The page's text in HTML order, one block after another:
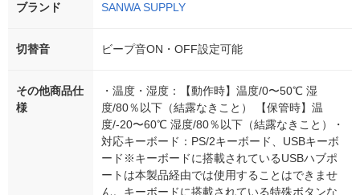
ブランド SANWA SUPPLY
切替音 ビープ音ON・OFF設定可能
その他商品仕
様
・温度・湿度：【動作時】温度/0〜50℃ 湿
度/80％以下（結露なきこと） 【保管時】温
度/-20〜60℃ 湿度/80％以下（結露なきこと）・
対応キーボード：PS/2キーボード、USBキーボ
ード※キーボードに搭載されているUSBハブポ
ートは本製品経由では使用することはできませ
ん。キーボードに搭載されている特殊ボタンな